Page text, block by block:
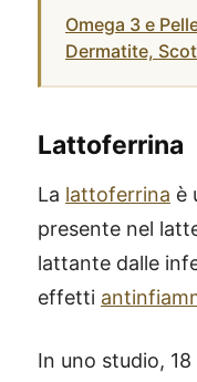
Omega 3 e
Dermatite,
Lattoferrina
La lattoferrina è
presente nel
lattante dalle
effetti
In uno studio,